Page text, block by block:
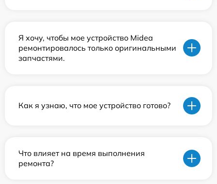
Я хочу, чтобы мое устройство Midea
ремонтировалось только оригинальными
запчастями.
Как я узнаю, что мое устройство готово?
Что влияет на время выполнения
ремонта?